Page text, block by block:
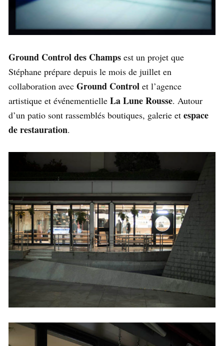
Ground Control des Champs est un projet que
Stéphane prépare depuis le mois de juillet en
collaboration avec Ground Control et l’agence
artistique et événementielle La Lune Rousse. Autour
d’un patio sont rassemblés boutiques, galerie et espace
de restauration.